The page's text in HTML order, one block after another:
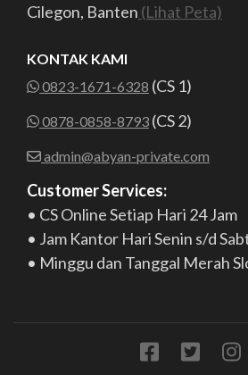
Cilegon, Banten (Lihat Peta)
KONTAK KAMI
0823-1671-6328 (CS 1)
0878-0858-8793 (CS 2)
admin@abyan-private.com
Customer Services:
• CS Online Setiap Hari 24 Jam
• Jam Kantor Hari Senin s/d
• Minggu dan Tanggal Merah